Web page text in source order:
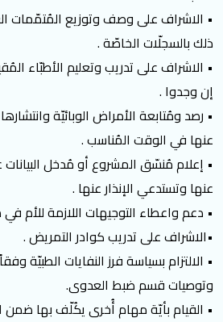
• الاشراف على وصف وتوزيع المُتمّمات
ذلك بالسجلّات الخاصّة .
• الاشراف على تدريب وتعليم الأطبّاء
إن وجدوا .
• رصد ومُتابعة الأمراض الوبائيّة
عنها في الوقت المُناسب .
• إعلام مُنسّق المشروع أو مُدخل
عنها وتستدعي الإنذار عنها .
• دعم واعطاء التوجيهات اللازمة للأم
•الاشراف على تدريب كوادر التمريض .
• الالتزام بسياسة فرز النفايات الطبيّة
وتوصيات قسم ضبط العدوى.
• القيام بأيّة مهام أُخرى يكُلّف بها